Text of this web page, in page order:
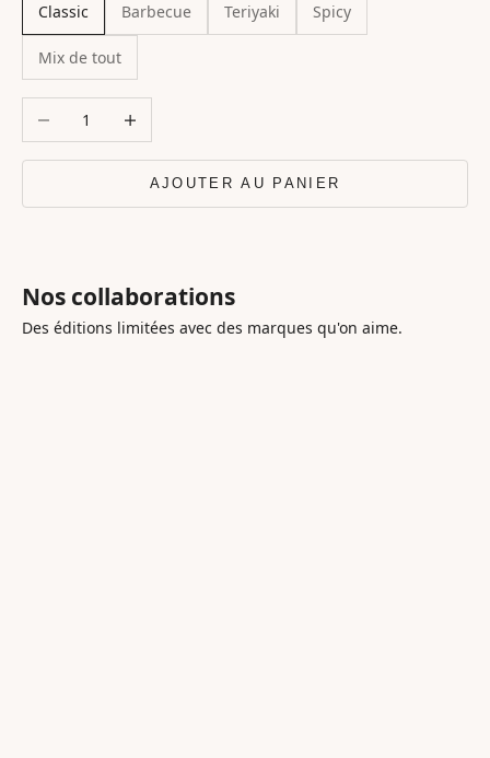
Classic
Barbecue Teriyaki Spicy
Mix de tout
Diminuer la quantitéAugmenter la quantité
AJOUTER AU PANIER
Nos collaborations
Des éditions limitées avec des marques qu'on aime.